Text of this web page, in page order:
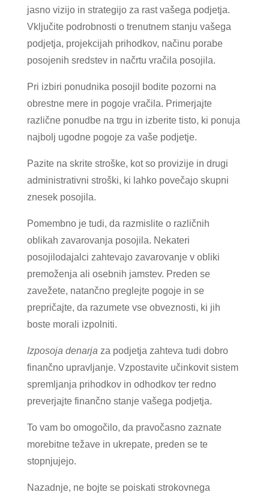
jasno vizijo in strategijo za rast vašega podjetja.
Vključite podrobnosti o trenutnem stanju vašega
podjetja, projekcijah prihodkov, načinu porabe
posojenih sredstev in načrtu vračila posojila.
Pri izbiri ponudnika posojil bodite pozorni na
obrestne mere in pogoje vračila. Primerjajte
različne ponudbe na trgu in izberite tisto, ki ponuja
najbolj ugodne pogoje za vaše podjetje.
Pazite na skrite stroške, kot so provizije in drugi
administrativni stroški, ki lahko povečajo skupni
znesek posojila.
Pomembno je tudi, da razmislite o različnih
oblikah zavarovanja posojila. Nekateri
posojilodajalci zahtevajo zavarovanje v obliki
premoženja ali osebnih jamstev. Preden se
zavežete, natančno preglejte pogoje in se
prepričajte, da razumete vse obveznosti, ki jih
boste morali izpolniti.
Izposoja denarja za podjetja zahteva tudi dobro
finančno upravljanje. Vzpostavite učinkovit sistem
spremljanja prihodkov in odhodkov ter redno
preverjajte finančno stanje vašega podjetja.
To vam bo omogočilo, da pravočasno zaznate
morebitne težave in ukrepate, preden se te
stopnjujejo.
Nazadnje, ne bojte se poiskati strokovnega